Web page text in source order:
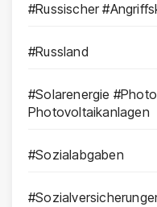
#Russischer
#Russland
#Solarenergie
Photovoltaikanlagen
#Sozialabgaben